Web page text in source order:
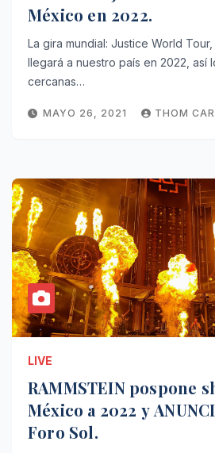
México en 2022.
La gira mundial: Justice World
llegará a nuestro país en 2022, así
cercanas…
MAYO 26, 2021 THOM
LIVE
RAMMSTEIN pospone
México a 2022 y
Foro Sol.